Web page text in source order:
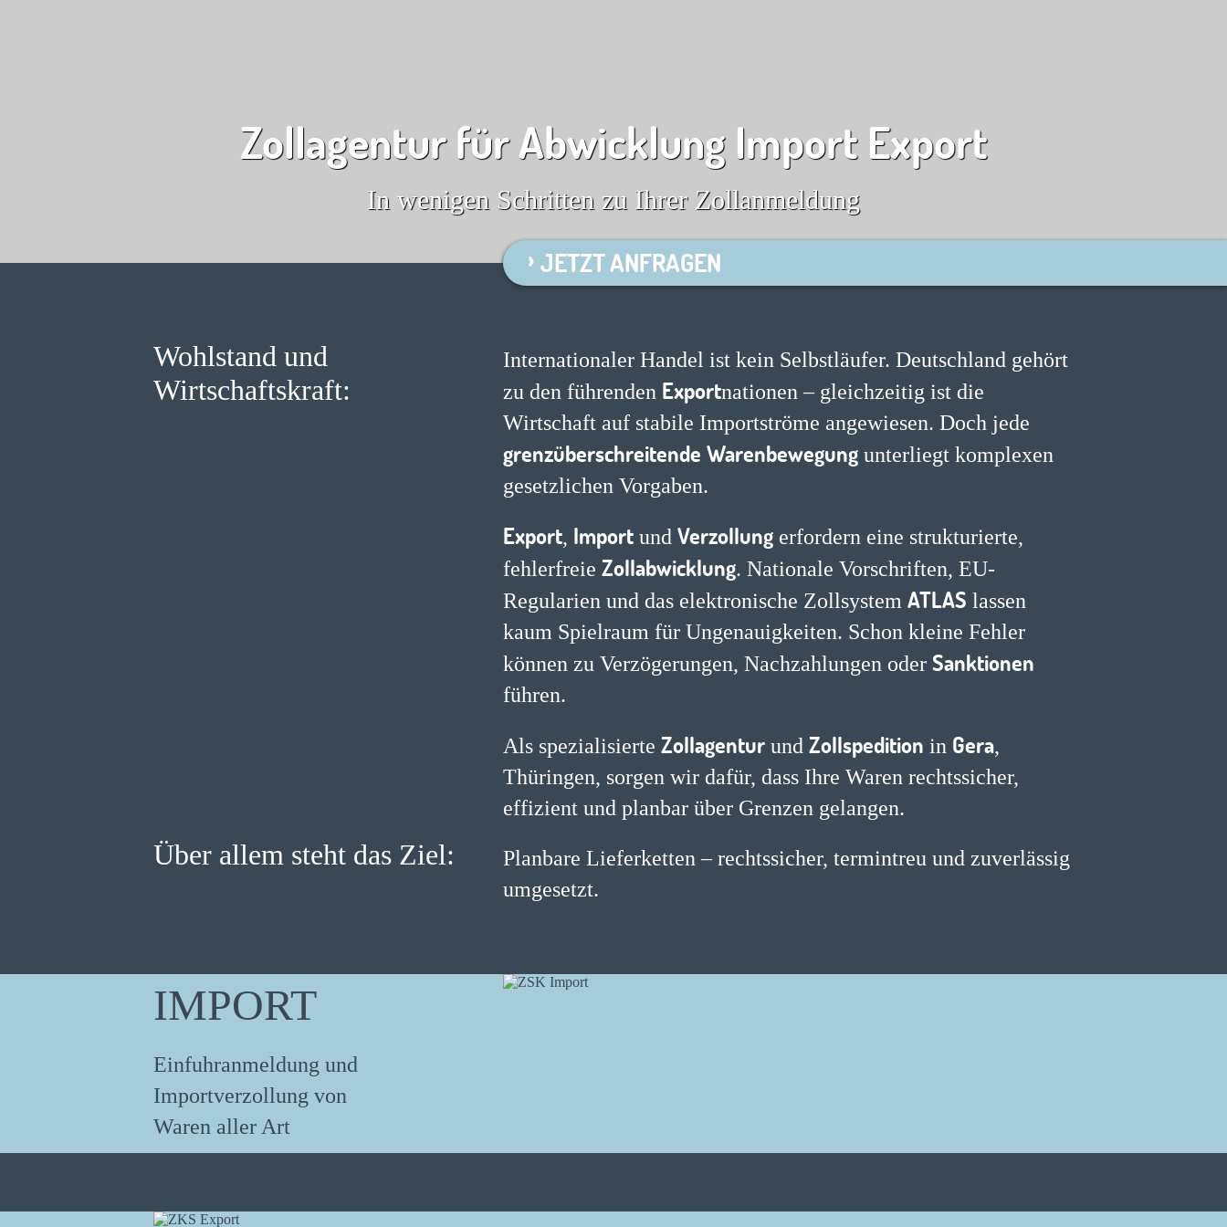
Zollagentur für Abwicklung Import Export
In wenigen Schritten zu Ihrer Zollanmeldung
JETZT ANFRAGEN
Wohlstand und
Wirtschaftskraft:
Internationaler Handel ist kein Selbstläufer. Deutschland gehört
zu den führenden Exportnationen – gleichzeitig ist die
Wirtschaft auf stabile Importströme angewiesen. Doch jede
grenzüberschreitende Warenbewegung unterliegt komplexen
gesetzlichen Vorgaben.
Export, Import undVerzollung erfordern eine strukturierte,
fehlerfreieZollabwicklung. Nationale Vorschriften, EU-
Regularien und das elektronische ZollsystemATLAS lassen
kaum Spielraum für Ungenauigkeiten. Schon kleine Fehler
können zu Verzögerungen, Nachzahlungen oderSanktionen
führen.
Als spezialisierteZollagentur undZollspedition in Gera,
Thüringen, sorgen wir dafür, dass Ihre Waren rechtssicher,
effizient und planbar über Grenzen gelangen.
Über allem steht das Ziel:
Planbare Lieferketten – rechtssicher, termintreu und zuverlässig
umgesetzt.
IMPORT
Einfuhranmeldung und
Importverzollung von
Waren aller Art